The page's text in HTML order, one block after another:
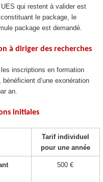
qui restent à valider est
le package, le
packageest demandé.
à diriger des recherches
inscriptions en formation
d’une exonération
an.
initiales
Tarif individuel
pour une année
500 €